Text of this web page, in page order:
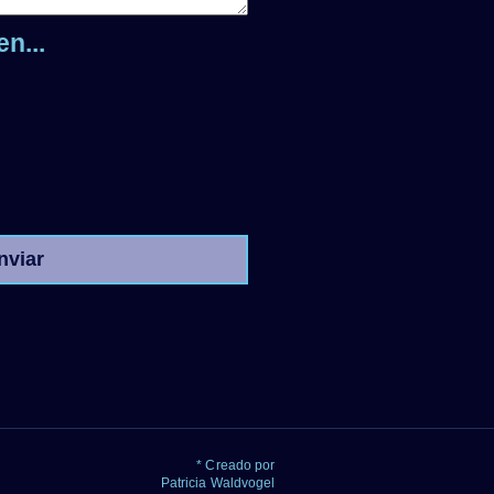
* Creado por
Patricia Waldvogel